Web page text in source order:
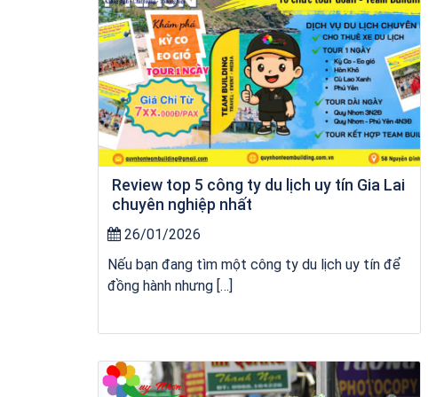
Review top 5 công ty du lịch uy tín Gia Lai
chuyên nghiệp nhất
26/01/2026
Nếu bạn đang tìm một công ty du lịch uy tín để
đồng hành nhưng […]
Khách sạn Xavia